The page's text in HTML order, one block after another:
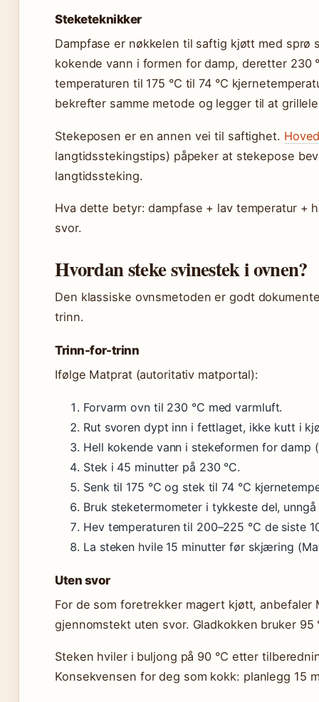
Steketeknikker
Dampfase er nøkkelen til saftig kjøtt med sprø
kokende vann i formen for damp, deretter 230
temperaturen til 175 °C til 74 °C
bekrefter samme metode og legger til at
Stekeposen er en annen vei til saftighet.
langtidsstekingstips) påpeker at stekepose
langtidssteking.
Hva dette betyr: dampfase + lav temperatur +
svor.
Hvordan steke svinestek i ovnen?
Den klassiske ovnsmetoden er godt
trinn.
Trinn-for-trinn
Ifølge Matprat (autoritativ matportal):
Forvarm ovn til 230 °C med varmluft.
Rut svoren dypt inn i fettlaget, ikke kutt i
Hell kokende vann i stekeformen for damp
Stek i 45 minutter på 230 °C.
Senk til 175 °C og stek til 74 °C
Bruk steketermometer i tykkeste del,
Hev temperaturen til 200–225 °C de siste
La steken hvile 15 minutter før skjæring
Uten svor
For de som foretrekker magert kjøtt, anbefaler
gjennomstekt uten svor. Gladkokken bruker
Steken hviler i buljong på 90 °C etter
Konsekvensen for deg som kokk: planlegg 15